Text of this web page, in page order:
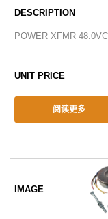
POWER XFMR
阅读更多